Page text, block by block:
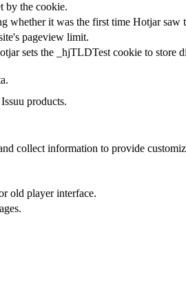
by the cookie.
whether it was the first time Hotjar saw
pageview limit.
sets the _hjTLDTest cookie to store
products.
collect information to provide
old player interface.